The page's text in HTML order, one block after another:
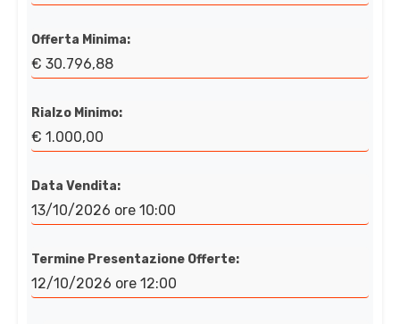
Offerta Minima:
€ 30.796,88
Rialzo Minimo:
€ 1.000,00
Data Vendita:
13/10/2026 ore 10:00
Termine Presentazione Offerte:
12/10/2026 ore 12:00